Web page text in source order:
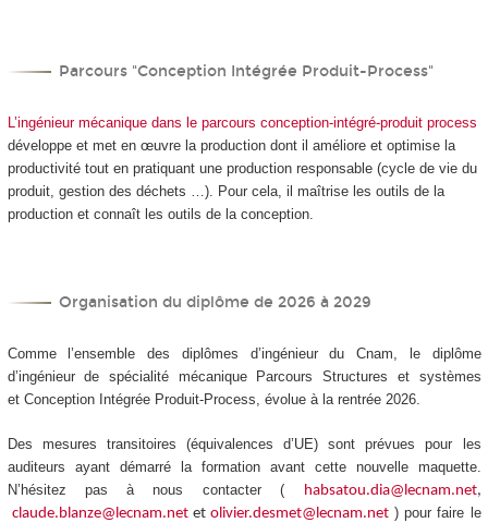
Parcours "Conception Intégrée Produit-Process"
L’ingénieur mécanique dans le parcours conception-intégré-produit process
développe et met en œuvre la production dont il améliore et optimise la
productivité tout en pratiquant une production responsable (cycle de vie du
produit, gestion des déchets …). Pour cela, il maîtrise les outils de la
production et connaît les outils de la conception.
Organisation du diplôme de 2026 à 2029
Comme l’ensemble des diplômes d’ingénieur du Cnam, le diplôme
d’ingénieur de spécialité mécanique Parcours Structures et systèmes
et Conception Intégrée Produit-Process, évolue à la rentrée 2026.
Des mesures transitoires (équivalences d’UE) sont prévues pour les
auditeurs ayant démarré la formation avant cette nouvelle maquette.
N’hésitez pas à nous contacter (
habsatou.dia@lecnam.net,
claude.blanze@lecnam.netet olivier.desmet@lecnam.net) pour faire le